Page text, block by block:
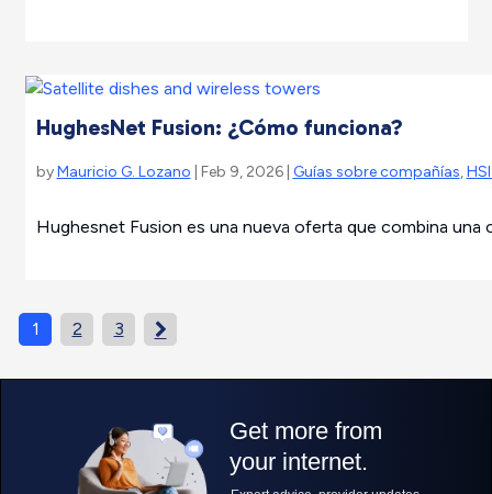
HughesNet Fusion: ¿Cómo funciona?
byMauricio G. Lozano | Feb 9, 2026 | Guías sobre compañías,
Hughesnet Fusion es una nueva oferta que combina
1 2 3 